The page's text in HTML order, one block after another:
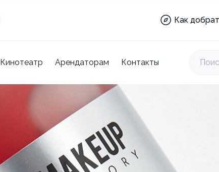
Веселкино:
Как
центр:
Кинотеатр Арендаторам Контакты